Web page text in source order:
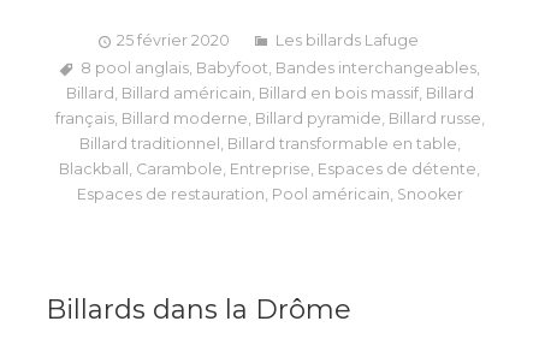
25 février 2020
Les billards Lafuge
8 pool anglais Babyfoot Bandes interchangeables
Billard Billard américain Billard en bois massif, Billard
français, Billard moderne Billard pyramide Billard russe
Billard traditionnel Billard transformable en table
Blackball Carambole Entreprise Espaces de détente
Espaces de restauration Pool américain Snooker
Billards dans la Drôme